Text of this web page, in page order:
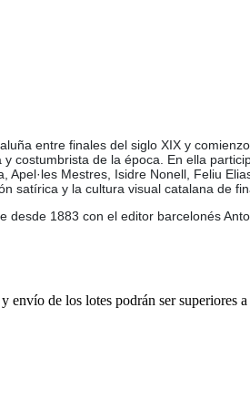
entre finales del siglo XIX y
de la época. En ella
Mestres, Isidre Nonell, Feliu
satírica y la cultura visual catalana de
1883 con el editor barcelonés
de los lotes podrán ser superiores